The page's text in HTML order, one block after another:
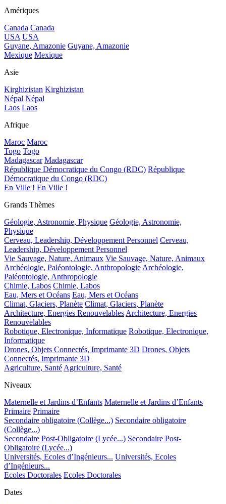
Amériques
Canada Canada
USA USA
Guyane, Amazonie Guyane, Amazonie
Mexique Mexique
Asie
Kirghizistan Kirghizistan
Népal Népal
Laos Laos
Afrique
Maroc Maroc
Togo Togo
Madagascar Madagascar
République Démocratique du Congo (RDC) République
Démocratique du Congo (RDC)
En Ville ! En Ville !
Grands Thèmes
Géologie, Astronomie, Physique Géologie, Astronomie,
Physique
Cerveau, Leadership, Développement Personnel Cerveau,
Leadership, Développement Personnel
Vie Sauvage, Nature, Animaux Vie Sauvage, Nature, Animaux
Archéologie, Paléontologie, Anthropologie Archéologie,
Paléontologie, Anthropologie
Chimie, Labos Chimie, Labos
Eau, Mers et Océans Eau, Mers et Océans
Climat, Glaciers, Planète Climat, Glaciers, Planète
Architecture, Energies Renouvelables Architecture, Energies
Renouvelables
Robotique, Electronique, Informatique Robotique, Electronique,
Informatique
Drones, Objets Connectés, Imprimante 3D Drones, Objets
Connectés, Imprimante 3D
Agriculture, Santé Agriculture, Santé
Niveaux
Maternelle et Jardins d’Enfants Maternelle et Jardins d’Enfants
Primaire Primaire
Secondaire obligatoire (Collège...) Secondaire obligatoire
(Collège...)
Secondaire Post-Obligatoire (Lycée...) Secondaire Post-
Obligatoire (Lycée...)
Universités, Ecoles d’Ingénieurs... Universités, Ecoles
d’Ingénieurs...
Ecoles Doctorales Ecoles Doctorales
Dates